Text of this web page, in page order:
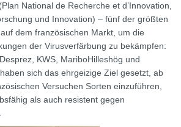
National de Recherche et d’Innovation,
und Innovation) – fünf der größten
dem französischen Markt, um die
der Virusverfärbung zu bekämpfen:
KWS, MariboHilleshög und
sich das ehrgeizige Ziel gesetzt, ab
Versuchen Sorten einzuführen,
als auch resistent gegen